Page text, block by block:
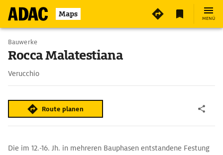
Maps MENÜ
Bauwerke
Rocca Malatestiana
Verucchio
Route planen
Die im 12.-16. Jh. in mehreren Bauphasen entstandene Festung